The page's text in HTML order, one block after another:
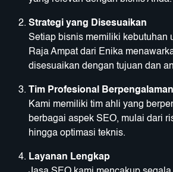
Strategi yang Disesuaikan
Setiap bisnis memiliki kebutuhan
Raja Ampat dari Enika
disesuaikan dengan tujuan dan
Tim Profesional Berpengalaman
Kami memiliki tim ahli yang
berbagai aspek SEO, mulai dari
hingga optimasi teknis.
Layanan Lengkap